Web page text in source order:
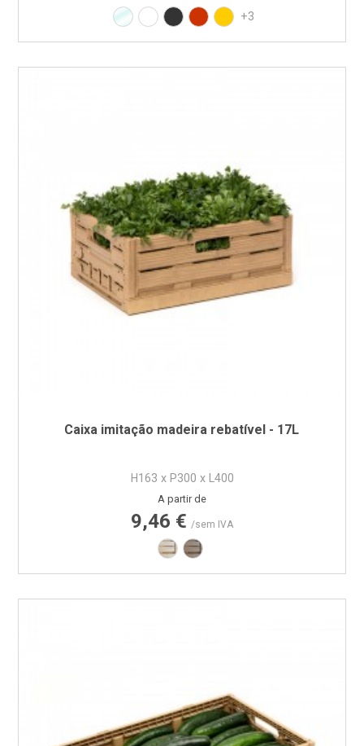
Transparente
Branco RAL9010
Preto RAL9017
Vermelho RAL3020
Amarelo RAL1021
+3
Caixa imitação madeira rebatível - 17L
H163 x P300 x L400
Preço
A partir de
9,46 € /sem IVA
Imitação Madeira - Castanho Claro
Imitação Madeira - Castanho